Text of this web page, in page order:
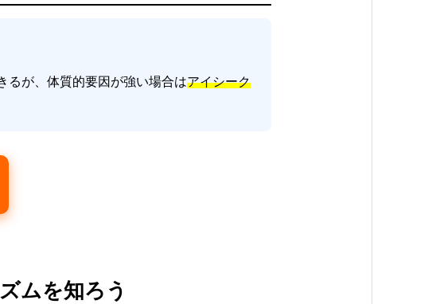
るが、体質的要因が強い場合はアイシーク
ムを知ろう